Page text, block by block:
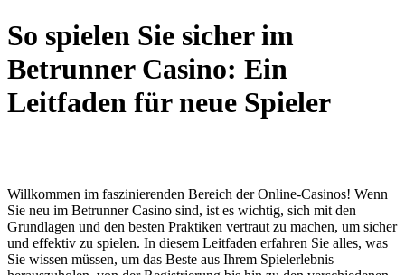
So spielen Sie sicher im
Betrunner Casino: Ein
Leitfaden für neue Spieler
Willkommen im faszinierenden Bereich der Online-Casinos! Wenn
Sie neu im Betrunner Casino sind, ist es wichtig, sich mit den
Grundlagen und den besten Praktiken vertraut zu machen, um sicher
und effektiv zu spielen. In diesem Leitfaden erfahren Sie alles, was
Sie wissen müssen, um das Beste aus Ihrem Spielerlebnis